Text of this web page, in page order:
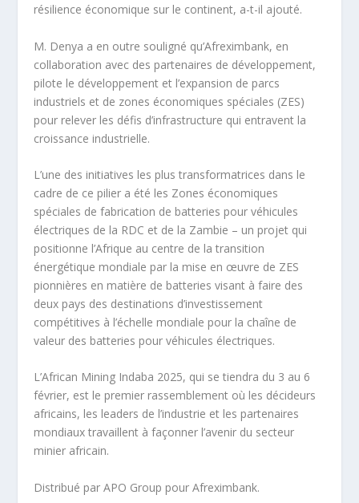
résilience économique sur le continent, a-t-il ajouté.
M. Denya a en outre souligné qu’Afreximbank, en
collaboration avec des partenaires de développement,
pilote le développement et l’expansion de parcs
industriels et de zones économiques spéciales (ZES)
pour relever les défis d’infrastructure qui entravent la
croissance industrielle.
L’une des initiatives les plus transformatrices dans le
cadre de ce pilier a été les Zones économiques
spéciales de fabrication de batteries pour véhicules
électriques de la RDC et de la Zambie – un projet qui
positionne l’Afrique au centre de la transition
énergétique mondiale par la mise en œuvre de ZES
pionnières en matière de batteries visant à faire des
deux pays des destinations d’investissement
compétitives à l’échelle mondiale pour la chaîne de
valeur des batteries pour véhicules électriques.
L’African Mining Indaba 2025, qui se tiendra du 3 au 6
février, est le premier rassemblement où les décideurs
africains, les leaders de l’industrie et les partenaires
mondiaux travaillent à façonner l’avenir du secteur
minier africain.
Distribué par APO Group pour Afreximbank.